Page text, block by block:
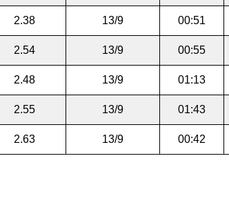
2.38 13/9 00:51
2.54 13/9 00:55
2.48 13/9 01:13
2.55 13/9 01:43
2.63 13/9 00:42